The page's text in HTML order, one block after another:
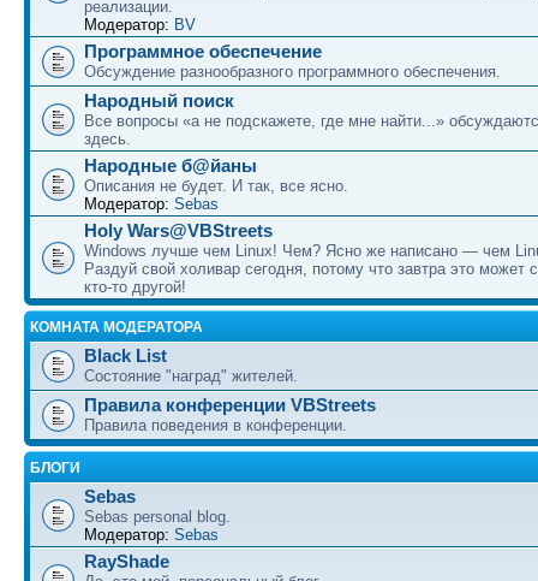
реализации.
Модератор: BV
Программное обеспечение
Обсуждение разнообразного программного обеспечения.
Народный поиск
Все вопросы «а не подскажете, где мне найти...»
здесь.
Народные б@йаны
Описания не будет. И так, все ясно.
Модератор: Sebas
Holy Wars@VBStreets
Windows лучше чем Linux! Чем? Ясно же написано — чем
Раздуй свой холивар сегодня, потому что завтра это может
кто-то другой!
КОМНАТА МОДЕРАТОРА
Black List
Состояние "наград" жителей.
Правила конференции VBStreets
Правила поведения в конференции.
БЛОГИ
Sebas
Sebas personal blog.
Модератор: Sebas
RayShade